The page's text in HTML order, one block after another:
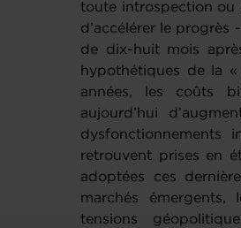
toute introspection ou
d’accélérer le progrès
de dix-huit mois
hypothétiques de la
années, les coûts
aujourd’hui
dysfonctionnements
retrouvent prises en
adoptées ces
marchés
tensions